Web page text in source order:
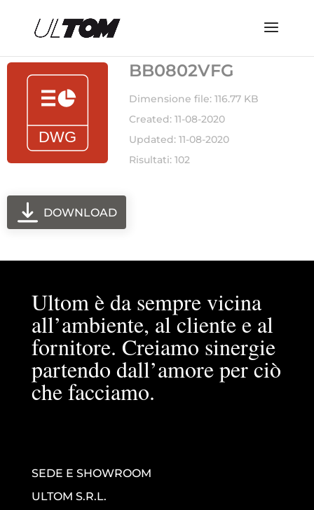
BB0802VFG
Dimensione file: 116.77 KB
Created: 11-08-2020
Updated: 11-08-2020
Risultati: 102
DOWNLOAD
Ultom è da sempre vicina
all’ambiente, al cliente e al
fornitore. Creiamo sinergie
partendo dall’amore per ciò
che facciamo.
SEDE E SHOWROOM
ULTOM S.R.L.